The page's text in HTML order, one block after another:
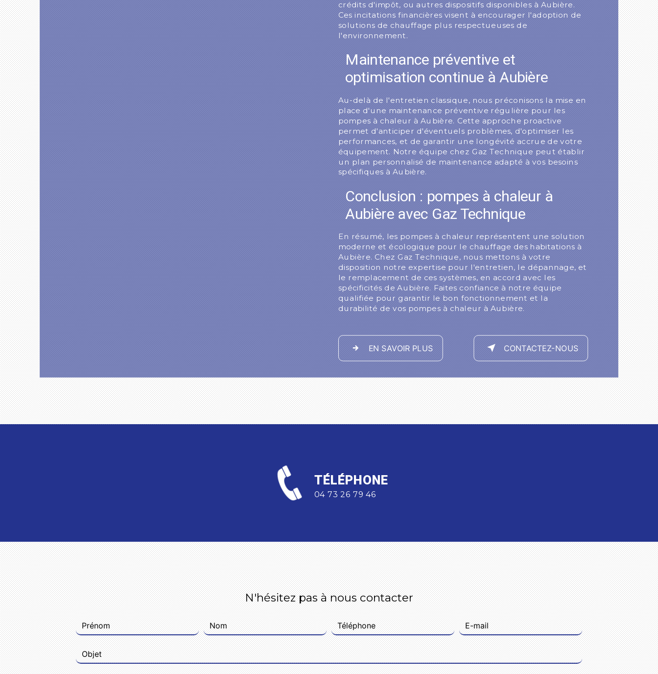
crédits d'impôt, ou autres dispositifs disponibles à Aubière.
Ces incitations financières visent à encourager l'adoption de
solutions de chauffage plus respectueuses de
l'environnement.
Maintenance préventive et
optimisation continue à Aubière
Au-delà de l'entretien classique, nous préconisons la mise en
place d'une maintenance préventive régulière pour les
pompes à chaleur à Aubière. Cette approche proactive
permet d'anticiper d'éventuels problèmes, d'optimiser les
performances, et de garantir une longévité accrue de votre
équipement. Notre équipe chez Gaz Technique peut établir
un plan personnalisé de maintenance adapté à vos besoins
spécifiques à Aubière.
Conclusion : pompes à chaleur à
Aubière avec Gaz Technique
En résumé, les pompes à chaleur représentent une solution
moderne et écologique pour le chauffage des habitations à
Aubière. Chez Gaz Technique, nous mettons à votre
disposition notre expertise pour l'entretien, le dépannage, et
le remplacement de ces systèmes, en accord avec les
spécificités de Aubière. Faites confiance à notre équipe
qualifiée pour garantir le bon fonctionnement et la
durabilité de vos pompes à chaleur à Aubière.
EN SAVOIR PLUS CONTACTEZ-NOUS
TÉLÉPHONE
04 73 26 79 46
N'hésitez pas à nous contacter